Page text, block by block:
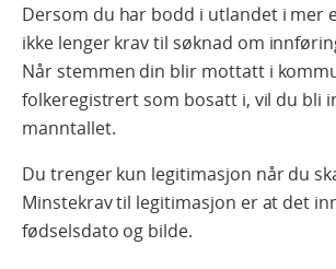
Dersom du har bodd i utlandet i mer
ikke lenger krav til søknad om
Når stemmen din blir mottatt i
folkeregistrert som bosatt i, vil du bli
manntallet.
Du trenger kun legitimasjon når du
Minstekrav til legitimasjon er at det
fødselsdato og bilde.